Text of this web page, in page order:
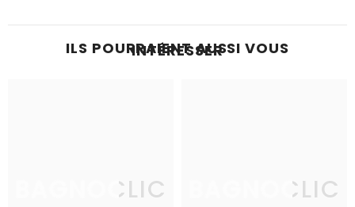
ILS POURRAIENT AUSSI VOUS
INTÉRESSER
BAGNOCLIC BAGNOCLIC